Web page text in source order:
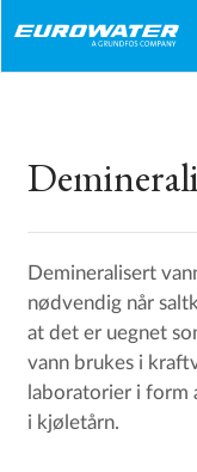
Demineralisert
nødvendig når
at det er uegnet
vann brukes i
laboratorier i form
i kjøletårn.